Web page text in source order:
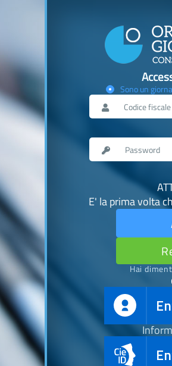
Sono un
E' la prima volta
Hai